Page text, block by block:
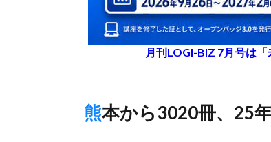
月刊LOGI-BIZ 7月号は
熊本から3020冊、25